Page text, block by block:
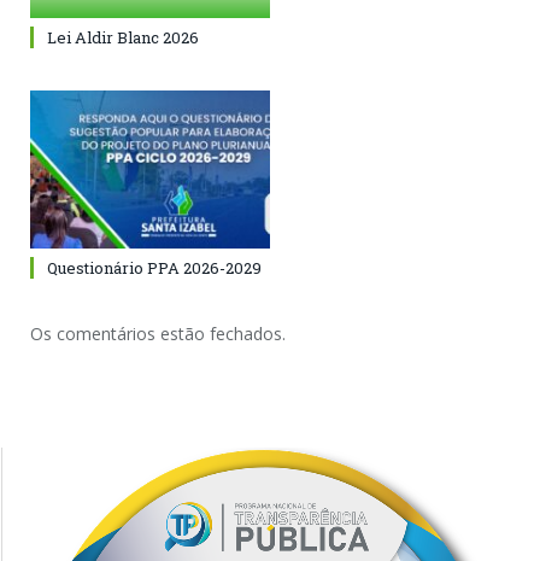
Lei Aldir Blanc 2026
Questionário PPA 2026-2029
Os comentários estão fechados.